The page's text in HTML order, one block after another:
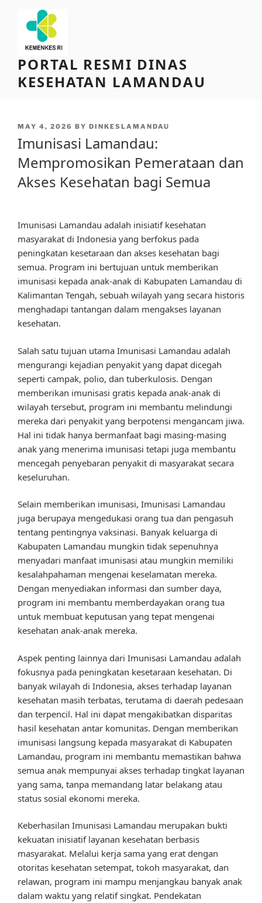
content
PORTAL RESMI DINAS
KESEHATAN LAMANDAU
POSTED
MAY 4, 2026 BY DINKESLAMANDAU
Imunisasi Lamandau:
Mempromosikan Pemerataan dan
Akses Kesehatan bagi Semua
Imunisasi Lamandau adalah inisiatif kesehatan
masyarakat di Indonesia yang berfokus pada
peningkatan kesetaraan dan akses kesehatan bagi
semua. Program ini bertujuan untuk memberikan
imunisasi kepada anak-anak di Kabupaten Lamandau di
Kalimantan Tengah, sebuah wilayah yang secara historis
menghadapi tantangan dalam mengakses layanan
kesehatan.
Salah satu tujuan utama Imunisasi Lamandau adalah
mengurangi kejadian penyakit yang dapat dicegah
seperti campak, polio, dan tuberkulosis. Dengan
memberikan imunisasi gratis kepada anak-anak di
wilayah tersebut, program ini membantu melindungi
mereka dari penyakit yang berpotensi mengancam jiwa.
Hal ini tidak hanya bermanfaat bagi masing-masing
anak yang menerima imunisasi tetapi juga membantu
mencegah penyebaran penyakit di masyarakat secara
keseluruhan.
Selain memberikan imunisasi, Imunisasi Lamandau
juga berupaya mengedukasi orang tua dan pengasuh
tentang pentingnya vaksinasi. Banyak keluarga di
Kabupaten Lamandau mungkin tidak sepenuhnya
menyadari manfaat imunisasi atau mungkin memiliki
kesalahpahaman mengenai keselamatan mereka.
Dengan menyediakan informasi dan sumber daya,
program ini membantu memberdayakan orang tua
untuk membuat keputusan yang tepat mengenai
kesehatan anak-anak mereka.
Aspek penting lainnya dari Imunisasi Lamandau adalah
fokusnya pada peningkatan kesetaraan kesehatan. Di
banyak wilayah di Indonesia, akses terhadap layanan
kesehatan masih terbatas, terutama di daerah pedesaan
dan terpencil. Hal ini dapat mengakibatkan disparitas
hasil kesehatan antar komunitas. Dengan memberikan
imunisasi langsung kepada masyarakat di Kabupaten
Lamandau, program ini membantu memastikan bahwa
semua anak mempunyai akses terhadap tingkat layanan
yang sama, tanpa memandang latar belakang atau
status sosial ekonomi mereka.
Keberhasilan Imunisasi Lamandau merupakan bukti
kekuatan inisiatif layanan kesehatan berbasis
masyarakat. Melalui kerja sama yang erat dengan
otoritas kesehatan setempat, tokoh masyarakat, dan
relawan, program ini mampu menjangkau banyak anak
dalam waktu yang relatif singkat. Pendekatan